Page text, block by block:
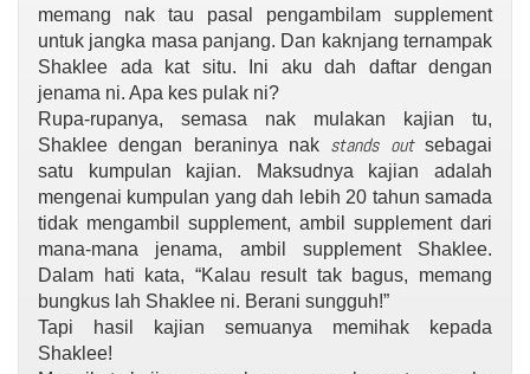
memang nak tau pasal pengambilam supplement
untuk jangka masa panjang. Dan kaknjang ternampak
Shaklee ada kat situ. Ini aku dah daftar dengan
jenama ni. Apa kes pulak ni?
Rupa-rupanya, semasa nak mulakan kajian tu,
Shaklee dengan beraninya nak stands outsebagai
satu kumpulan kajian. Maksudnya kajian adalah
mengenai kumpulan yang dah lebih 20 tahun samada
tidak mengambil supplement, ambil supplement dari
mana-mana jenama, ambil supplement Shaklee.
Dalam hati kata, “Kalau result tak bagus, memang
bungkus lah Shaklee ni. Berani sungguh!”
Tapi hasil kajian semuanya memihak kepada
Shaklee!